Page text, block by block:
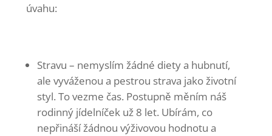
úvahu:
Stravu – nemyslím žádné diety a hubnutí,
ale vyváženou a pestrou strava jako životní
styl. To vezme čas. Postupně měním náš
rodinný jídelníček už 8 let. Ubírám, co
nepřináší žádnou výživovou hodnotu a